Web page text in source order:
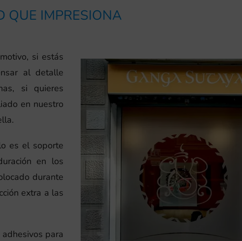
QUE IMPRESIONA
si estás
al detalle
si quieres
en nuestro
es el soporte
en los
durante
extra a las
para